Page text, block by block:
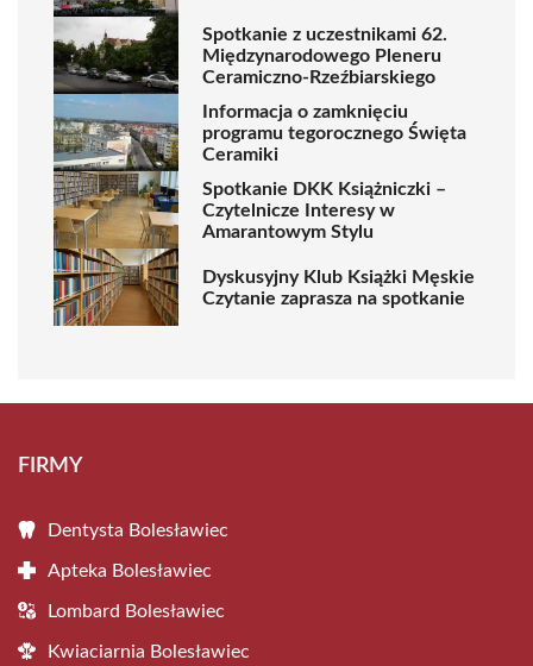
Spotkanie z uczestnikami 62.
Międzynarodowego Pleneru
Ceramiczno-Rzeźbiarskiego
Informacja o zamknięciu
programu tegorocznego Święta
Ceramiki
Spotkanie DKK Książniczki –
Czytelnicze Interesy w
Amarantowym Stylu
Dyskusyjny Klub Książki Męskie
Czytanie zaprasza na spotkanie
FIRMY
Dentysta Bolesławiec
Apteka Bolesławiec
Lombard Bolesławiec
Kwiaciarnia Bolesławiec